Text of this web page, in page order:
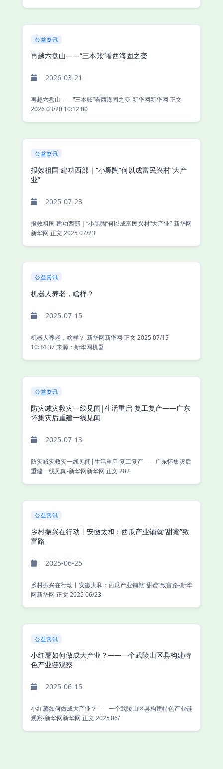
公益资讯
再越六盘山——“三本账”看西海固之变
2026-03-21
再越六盘山——“三本账”看西海固之变-新华网新华网 正文
2026 03/20 10:12:00
公益资讯
报效祖国 建功西部｜“小黑陶”何以成富民兴村“大产
业”
2025-07-23
报效祖国 建功西部｜“小黑陶”何以成富民兴村“大产业”-新华网
新华网 正文 2025 07/23
公益资讯
机器人养老，啥样？
2025-07-15
机器人养老，啥样？-新华网新华网 正文 2025 07/15
10:34:37 来源：新华网机器
公益资讯
防灾减灾救灾一线见闻|生活重启 复工复产——广东
怀集灾后重建一线见闻
2025-07-13
防灾减灾救灾一线见闻|生活重启 复工复产——广东怀集灾后
重建一线见闻-新华网新华网 正文 202
公益资讯
乡村振兴在行动丨安徽太和：西瓜产业铺就“甜蜜”致
富路
2025-06-25
乡村振兴在行动丨安徽太和：西瓜产业铺就“甜蜜”致富路-新华
网新华网 正文 2025 06/23
公益资讯
小红薯如何做成大产业？——一个武陵山区县构建特
色产业链观察
2025-06-15
小红薯如何做成大产业？——一个武陵山区县构建特色产业链
观察-新华网新华网 正文 2025 06/